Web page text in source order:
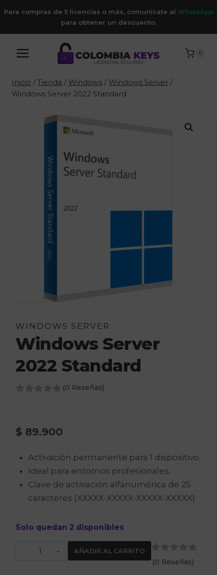
contenido
Para compras de 5 licencias o más, comunícate al WhatsApp
para obtener un descuento.
0
Inicio / Tienda / Windows / Windows Server /
Windows Server 2022 Standard
WINDOWS SERVER
Windows Server
2022 Standard
(0 Reseñas)
$ 89.900
Activación permanente para 1 dispositivo.
Ideal para entornos profesionales.
Clave de activación alfanumérica de 25
caracteres (XXXXX-XXXXX-XXXXX-XXXXX)
Solo quedan 2 disponibles
Windows
AÑADIR AL CARRITO
(0 Reseñas)